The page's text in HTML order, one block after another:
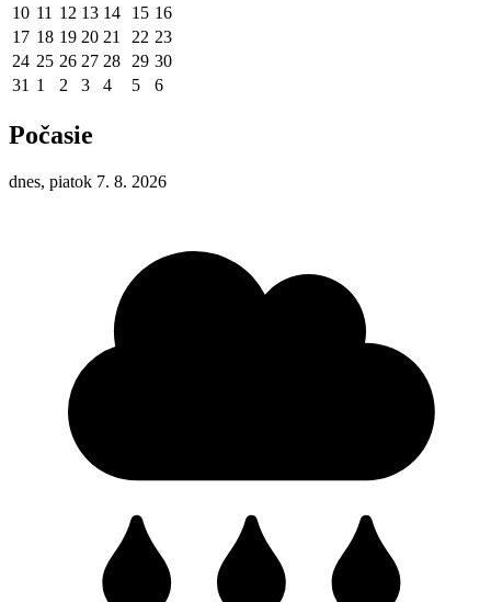
10 11 12 13 14 15 16
17 18 19 20 21 22 23
24 25 26 27 28 29 30
31 1 2 3 4 5 6
Počasie
dnes, piatok 7. 8. 2026